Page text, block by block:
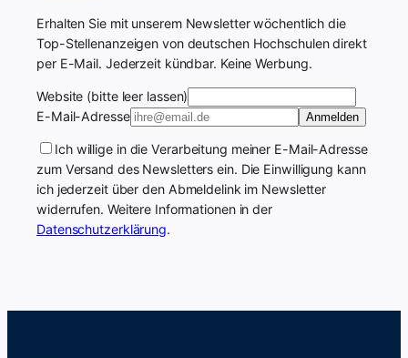
Erhalten Sie mit unserem Newsletter wöchentlich die
Top-Stellenanzeigen von deutschen Hochschulen direkt
per E-Mail. Jederzeit kündbar. Keine Werbung.
Website (bitte leer lassen)
E-Mail-Adresse
Anmelden
Ich willige in die Verarbeitung meiner E-Mail-Adresse
zum Versand des Newsletters ein. Die Einwilligung kann
ich jederzeit über den Abmeldelink im Newsletter
widerrufen. Weitere Informationen in der
Datenschutzerklärung.